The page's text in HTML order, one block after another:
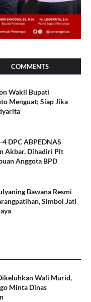
COMMENTS
Wakil Bupati
Menguat; Siap Jika
DPC ABPEDNAS
Akbar, Dihadiri Plt
Anggota BPD
Bawana Resmi
Simbol Jati
Wali Murid,
Minta Dinas